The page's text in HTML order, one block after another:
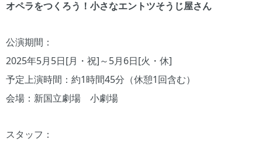
オペラをつくろう！小さなエントツそうじ屋さん
公演期間：
2025年5月5日[月・祝]～5月6日[火・休]
予定上演時間：約1時間45分（休憩1回含む）
会場：新国立劇場 小劇場
スタッフ：